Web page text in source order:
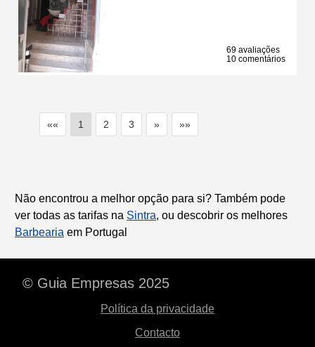
69 avaliações
10 comentários
«« 1 2 3 » »»
Não encontrou a melhor opção para si? Também pode
ver todas as tarifas na Sintra, ou descobrir os melhores
Barbearia em Portugal
© Guia Empresas 2025
Política da privacidade
Contacto